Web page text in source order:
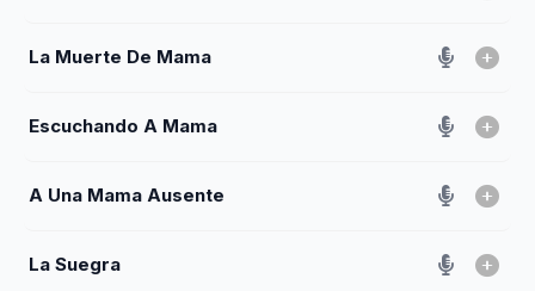
La Muerte De Mama
Escuchando A Mama
A Una Mama Ausente
La Suegra